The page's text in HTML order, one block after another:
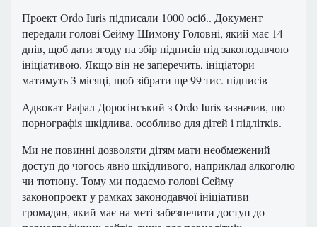
Проект Ordo Iuris підписали 1000 осіб.. Документ
передали голові Сейму Шимону Головні, який має 14
днів, щоб дати згоду на збір підписів під законодавчою
ініціативою. Якщо він не заперечить, ініціатори
матимуть 3 місяці, щоб зібрати ще 99 тис. підписів
Адвокат Рафал Доросінський з Ordo Iuris зазначив, що
порнографія шкідлива, особливо для дітей і підлітків.
Ми не повинні дозволяти дітям мати необмежений
доступ до чогось явно шкідливого, наприклад алкоголю
чи тютюну. Тому ми подаємо голові Сейму
законопроект у рамках законодавчої ініціативи
громадян, який має на меті забезпечити доступ до